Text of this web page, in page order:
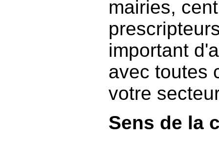
mairies,
important
avec toutes
votre
Sens de la